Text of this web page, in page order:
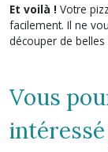
Et voilà ! Votre
facilement. Il ne
découper de
Vous